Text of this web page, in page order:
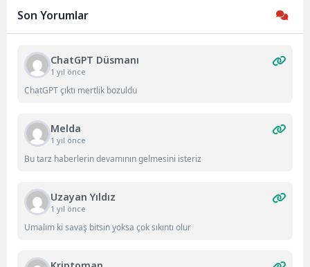
destinasyonlarına ev sahipliği
Son Yorumlar
ChatGPT Düsmanı
1 yıl önce
ChatGPT çıktı mertlik bozuldu
Melda
1 yıl önce
Bu tarz haberlerin devamının gelmesini isteriz
Uzayan Yıldız
1 yıl önce
Umalım ki savaş bitsin yoksa çok sıkıntı olur